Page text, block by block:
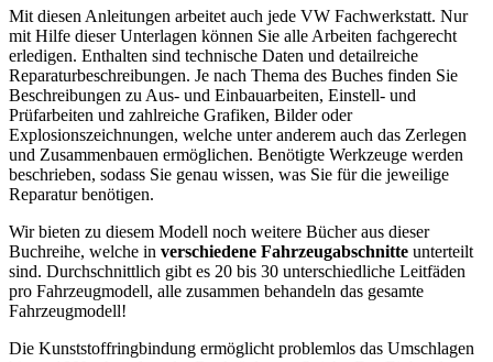
Mit diesen Anleitungen arbeitet auch jede VW Fachwerkstatt. Nur
mit Hilfe dieser Unterlagen können Sie alle Arbeiten fachgerecht
erledigen. Enthalten sind technische Daten und detailreiche
Reparaturbeschreibungen. Je nach Thema des Buches finden Sie
Beschreibungen zu Aus- und Einbauarbeiten, Einstell- und
Prüfarbeiten und zahlreiche Grafiken, Bilder oder
Explosionszeichnungen, welche unter anderem auch das Zerlegen
und Zusammenbauen ermöglichen. Benötigte Werkzeuge werden
beschrieben, sodass Sie genau wissen, was Sie für die jeweilige
Reparatur benötigen.
Wir bieten zu diesem Modell noch weitere Bücher aus dieser
Buchreihe, welche in verschiedene Fahrzeugabschnitte unterteilt
sind. Durchschnittlich gibt es 20 bis 30 unterschiedliche Leitfäden
pro Fahrzeugmodell, alle zusammen behandeln das gesamte
Fahrzeugmodell!
Die Kunststoffringbindung ermöglicht problemlos das Umschlagen